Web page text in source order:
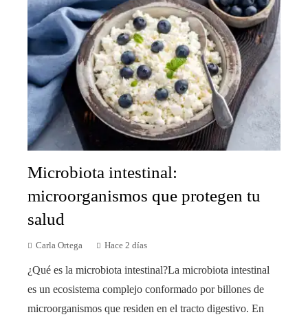
Microbiota intestinal:
microorganismos que protegen tu
salud
Carla Ortega Hace 2 días
¿Qué es la microbiota intestinal?La microbiota intestinal
es un ecosistema complejo conformado por billones de
microorganismos que residen en el tracto digestivo. En